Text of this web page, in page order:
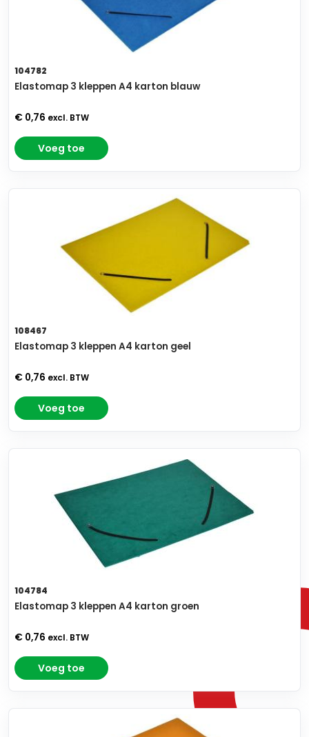
104782
Elastomap 3 kleppen A4 karton blauw
€ 0,76 excl. BTW
Voeg toe
108467
Elastomap 3 kleppen A4 karton geel
€ 0,76 excl. BTW
Voeg toe
104784
Elastomap 3 kleppen A4 karton groen
€ 0,76 excl. BTW
Voeg toe